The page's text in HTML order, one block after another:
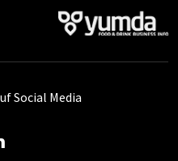
Social Media